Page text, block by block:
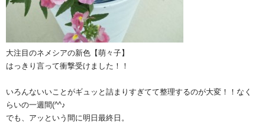
大注目のネメシアの新色【萌々子】
はっきり言って衝撃受けました！！
いろんないいことがギュッと詰まりすぎてて整理するのが大変！！なく
らいの一週間(^^♪
でも、アッという間に明日最終日。